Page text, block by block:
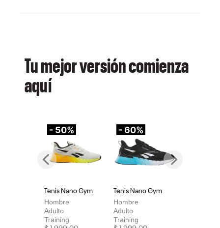
Tu mejor versión comienza
aquí
- 50%
Tenis Nano Gym
Hombre
Adulto
Training
- 60%
Tenis Nano Gym
Hombre
Adulto
Training
Previous